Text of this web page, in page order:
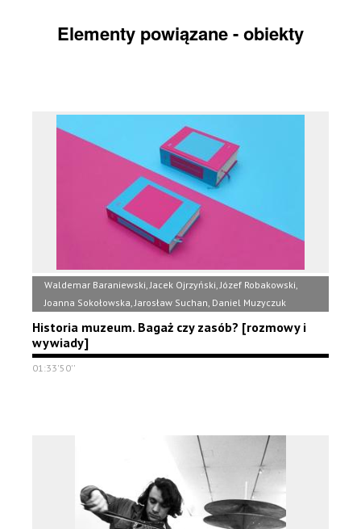
Elementy powiązane - obiekty
Waldemar Baraniewski, Jacek Ojrzyński, Józef Robakowski,
Joanna Sokołowska, Jarosław Suchan, Daniel Muzyczuk
Historia muzeum. Bagaż czy zasób? [rozmowy i
wywiady]
01:33'50''